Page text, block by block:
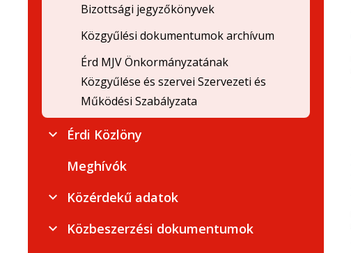
Bizottsági jegyzőkönyvek
Közgyűlési dokumentumok archívum
Érd MJV Önkormányzatának
Közgyűlése és szervei Szervezeti és
Működési Szabályzata
Érdi Közlöny
Meghívók
Közérdekű adatok
Közbeszerzési dokumentumok